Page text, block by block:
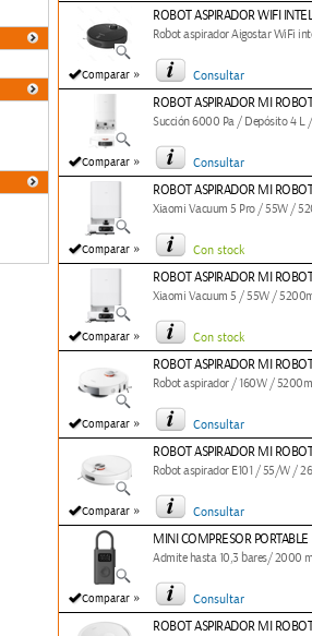
Comparar »
ROBOT ASPIRADOR WIFI
Robot aspirador Aigostar WiFi
Consultar
Comparar »
ROBOT ASPIRADOR MI
Succión 6000 Pa / Depósito 4 L
Consultar
Comparar »
ROBOT ASPIRADOR MI
Xiaomi Vacuum 5 Pro / 55W /
Con stock
Comparar »
ROBOT ASPIRADOR MI
Xiaomi Vacuum 5 / 55W /
Con stock
Comparar »
ROBOT ASPIRADOR MI
Robot aspirador / 160W /
Consultar
Comparar »
ROBOT ASPIRADOR MI
Robot aspirador E101 / 55/W /
Consultar
Comparar »
MINI COMPRESOR
Admite hasta 10,3 bares/ 2000
Consultar
ROBOT ASPIRADOR MI